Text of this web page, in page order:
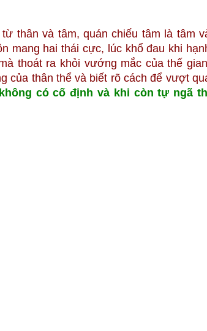
thân và tâm, quán chiếu tâm là tâm
mang hai thái cực, lúc khổ đau khi
thoát ra khỏi vướng mắc của thế
của thân thể và biết rõ cách để vượt
có cố định và khi còn tự ngã